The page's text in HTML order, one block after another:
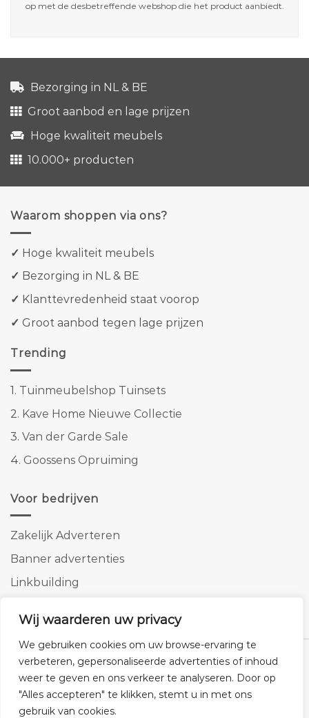
Wij waarderen uw privacy
We gebruiken cookies om uw browse-ervaring te
verbeteren, gepersonaliseerde advertenties of inhoud
weer te geven en ons verkeer te analyseren. Door op
"Alles accepteren" te klikken, stemt u in met ons
gebruik van cookies.
op met de desbetreffende webshop die het product aanbiedt.
Bezorging in NL & BE
Groot aanbod en lage prijzen
Hoge kwaliteit meubels
10.000+ producten
Waarom shoppen via ons?
✓ Hoge kwaliteit meubels
✓ Bezorging in NL & BE
✓ Klanttevredenheid staat voorop
✓ Groot aanbod tegen lage prijzen
Trending
1. Tuinmeubelshop Tuinsets
2. Kave Home Nieuwe Collectie
3. Van der Garde Sale
4. Goossens Opruiming
Voor bedrijven
Zakelijk Adverteren
Banner advertenties
Linkbuilding
Klantenservice Cookies Privacybeleid Disclaimer
© 2026 -